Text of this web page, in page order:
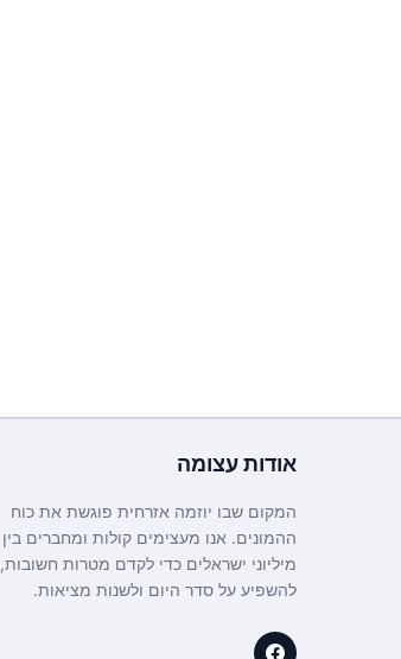
אודותעצומה
המקום שבו יוזמה אזרחית פוגשת את כוח
ההמונים. אנו מעצימים קולות ומחברים בין
מיליוני ישראלים כדי לקדם מטרות חשובות,
להשפיע על סדר היום ולשנות מציאות.